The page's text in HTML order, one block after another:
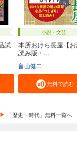
試
小説・文芸
本所おけら長屋【
読み版・...
畠山健二
無料で読む
「歴史・時代」無料一覧へ